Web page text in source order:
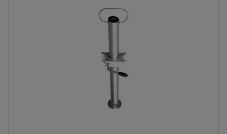
600 mm